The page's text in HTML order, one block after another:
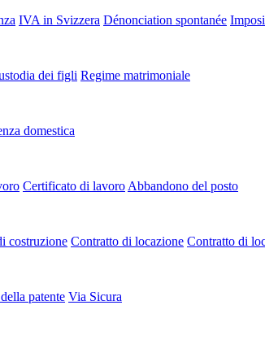
IVA in Svizzera Dénonciation spontanée
dei figli Regime matrimoniale
domestica
Certificato di lavoro Abbandono del posto
costruzione Contratto di locazione Contratto di
patente Via Sicura